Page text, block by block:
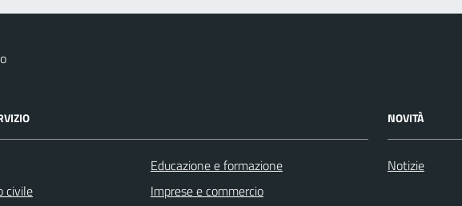
civile
Educazione e formazione
Imprese e commercio
NOVITÀ
Notizie